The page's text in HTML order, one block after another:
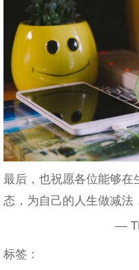
最后，也祝愿各位能够在
态，为自己的人生做减法
—
标签：